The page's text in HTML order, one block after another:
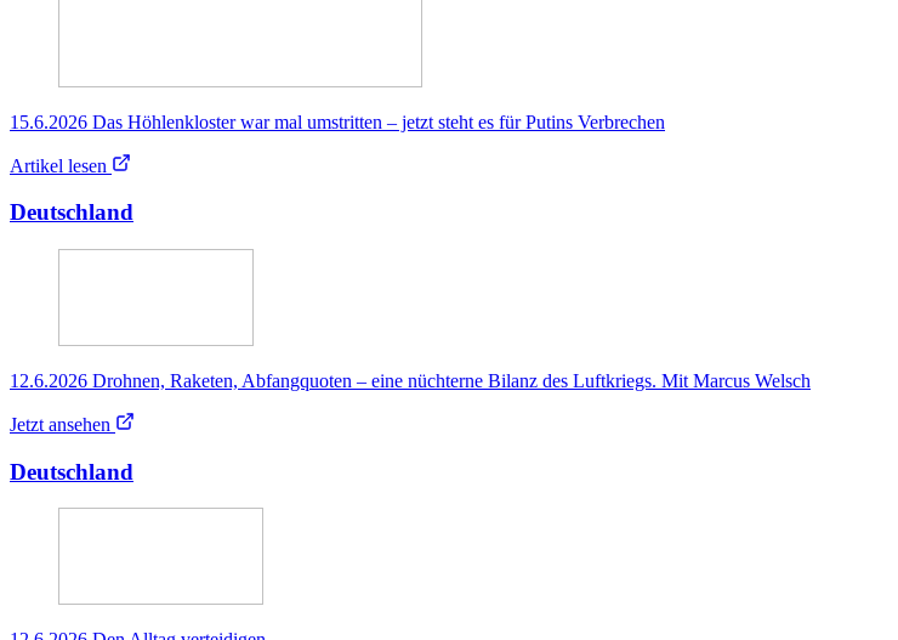
15.6.2026 Das Höhlenkloster war mal umstritten – jetzt steht es für Putins Verbrechen
Artikel lesen
Deutschland
12.6.2026 Drohnen, Raketen, Abfangquoten – eine nüchterne Bilanz des Luftkriegs. Mit Marcus Welsch
Jetzt ansehen
Deutschland